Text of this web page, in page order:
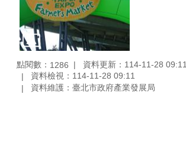
點閱數： 1286
資料更新：114-11-28 09:11
資料檢視：114-11-28 09:11
資料維護：臺北市政府產業發展局